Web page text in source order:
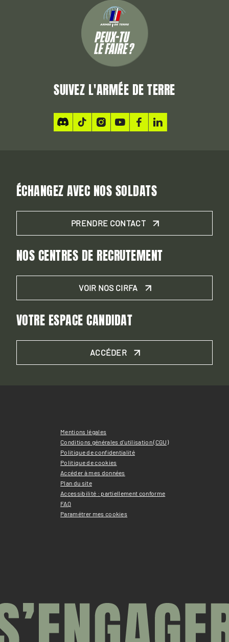
SUIVEZ L'ARMÉE DE TERRE
ÉCHANGEZ AVEC NOS SOLDATS
PRENDRE CONTACT
NOS CENTRES DE RECRUTEMENT
VOIR NOS CIRFA
VOTRE ESPACE CANDIDAT
ACCÉDER
Mentions légales
Conditions générales d'utilisation (CGU)
Politique de confidentialité
Politique de cookies
Accéder à mes données
Plan du site
Accessibilité : partiellement conforme
FAQ
Paramétrer mes cookies